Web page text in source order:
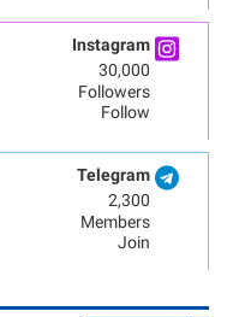
Instagram
30,000
Followers
Follow
Telegram
2,300
Members
Join